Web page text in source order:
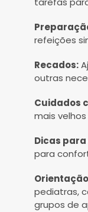
refeições
Recados:
outras
Cuidados
mais
Dicas
para
pediatras,
grupos de